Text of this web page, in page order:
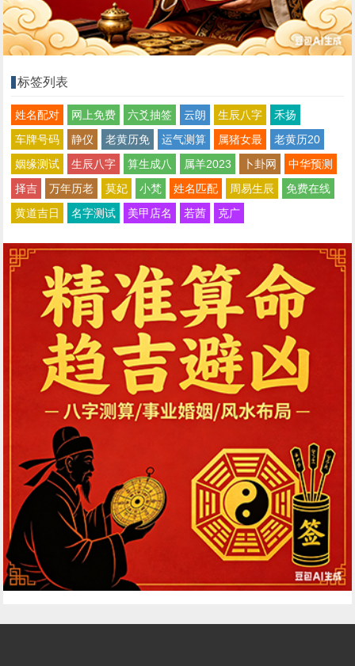
标签列表
姓名配对 网上免费 六爻抽签 云朗 生辰八字
禾扬
车牌号码
静仪 老黄历免 运气测算 属猪女最
老黄历20
姻缘测试
生辰八字 算生成八 属羊2023 卜卦网
中华预测
择吉
万年历老 莫妃 小梵 姓名匹配 周易生辰
免费在线
黄道吉日
名字测试 美甲店名 若茜 克广